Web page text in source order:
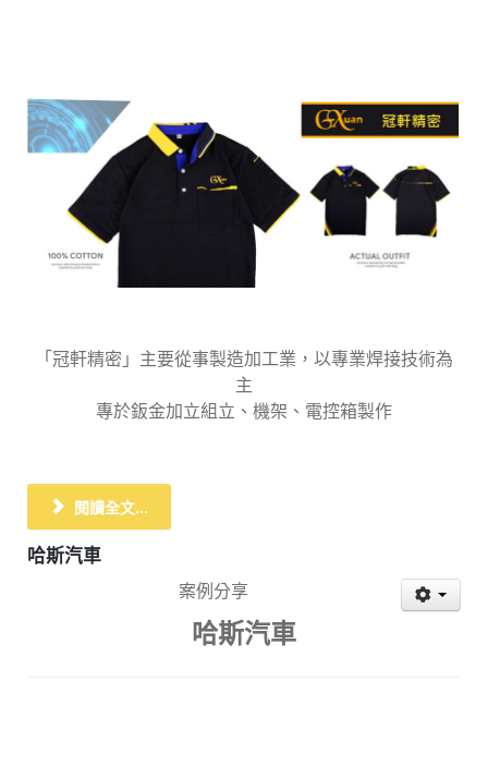
「冠軒精密」主要從事製造加工業，以專業焊接技術為
主
專於鈑金加立組立、機架、電控箱製作
閱讀全文...
哈斯汽車
案例分享
哈斯汽車